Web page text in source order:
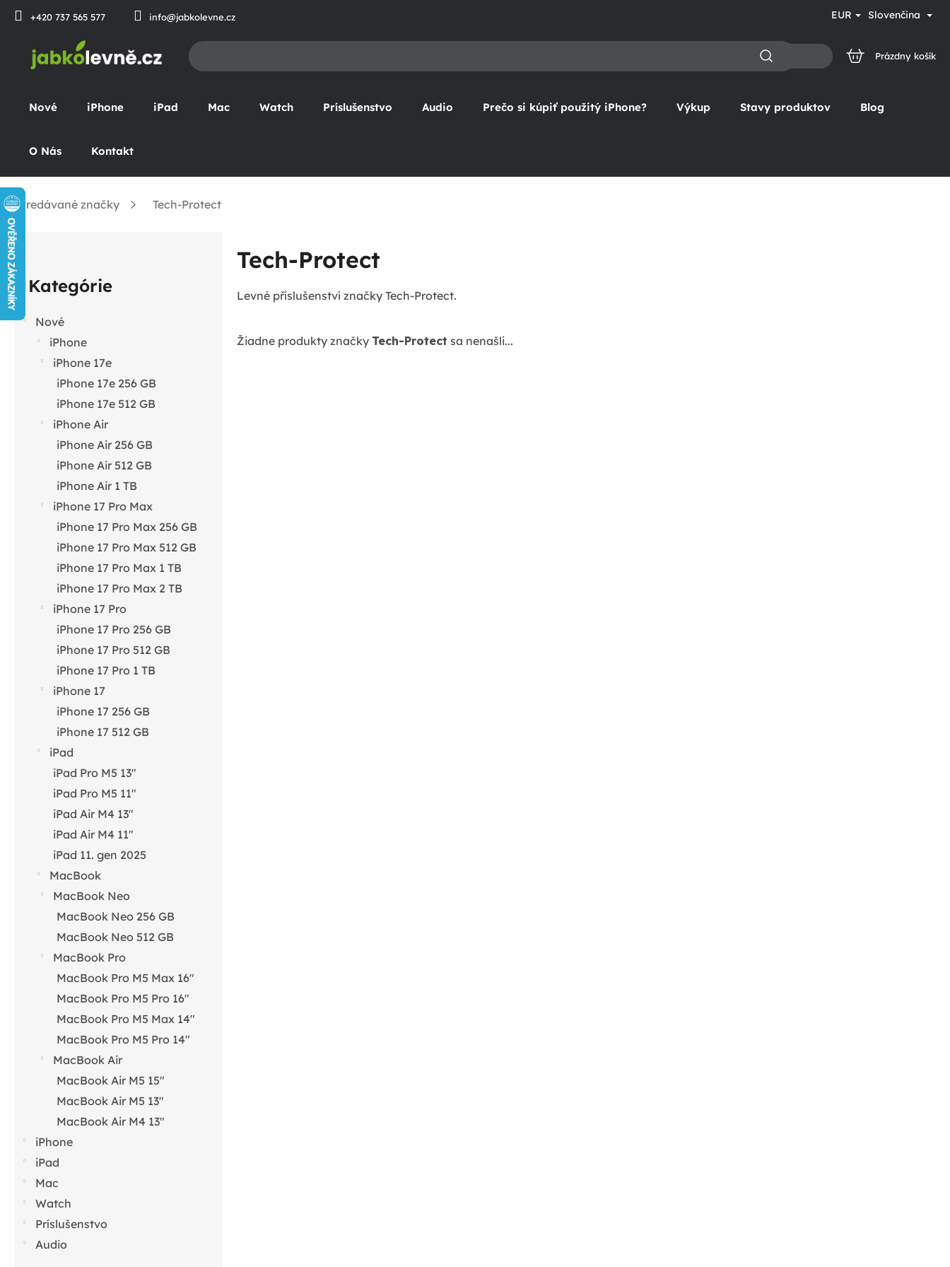
Prejsť
+420 737 565 577 info@jabkolevne.cz EUR Slovenčina
NÁKUPNÝ
Prázdny košík
Nové iPhone iPad Mac Watch Príslušenstvo Audio Prečo si kúpiť použitý iPhone? Výkup Stavy produktov Blog
O Nás Kontakt
Predávané značky Tech-Protect
B
o
č
n
ý
kategórie
Kategórie
Nové
iPhone
iPhone 17e
iPhone 17e 256 GB
iPhone 17e 512 GB
iPhone Air
iPhone Air 256 GB
iPhone Air 512 GB
iPhone Air 1 TB
iPhone 17 Pro Max
iPhone 17 Pro Max 256 GB
iPhone 17 Pro Max 512 GB
iPhone 17 Pro Max 1 TB
iPhone 17 Pro Max 2 TB
iPhone 17 Pro
iPhone 17 Pro 256 GB
iPhone 17 Pro 512 GB
iPhone 17 Pro 1 TB
iPhone 17
iPhone 17 256 GB
iPhone 17 512 GB
iPad
iPad Pro M5 13"
iPad Pro M5 11"
iPad Air M4 13"
iPad Air M4 11"
iPad 11. gen 2025
MacBook
MacBook Neo
MacBook Neo 256 GB
MacBook Neo 512 GB
MacBook Pro
MacBook Pro M5 Max 16"
MacBook Pro M5 Pro 16"
MacBook Pro M5 Max 14"
MacBook Pro M5 Pro 14"
MacBook Air
MacBook Air M5 15"
MacBook Air M5 13"
MacBook Air M4 13"
iPhone
iPad
Mac
Watch
Príslušenstvo
Audio
Tech-Protect
Levné příslušenství značky Tech-Protect.
Žiadne produkty značky Tech-Protect sa nenašli...